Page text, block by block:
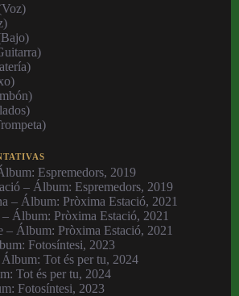
Espremedors, 2019
– Álbum: Espremedors, 2019
– Álbum: Pròxima Estació, 2021
– Álbum: Pròxima Estació, 2021
– Álbum: Pròxima Estació, 2021
Fotosíntesi, 2023
Tot és per tu, 2024
Tot és per tu, 2024
Fotosíntesi, 2023